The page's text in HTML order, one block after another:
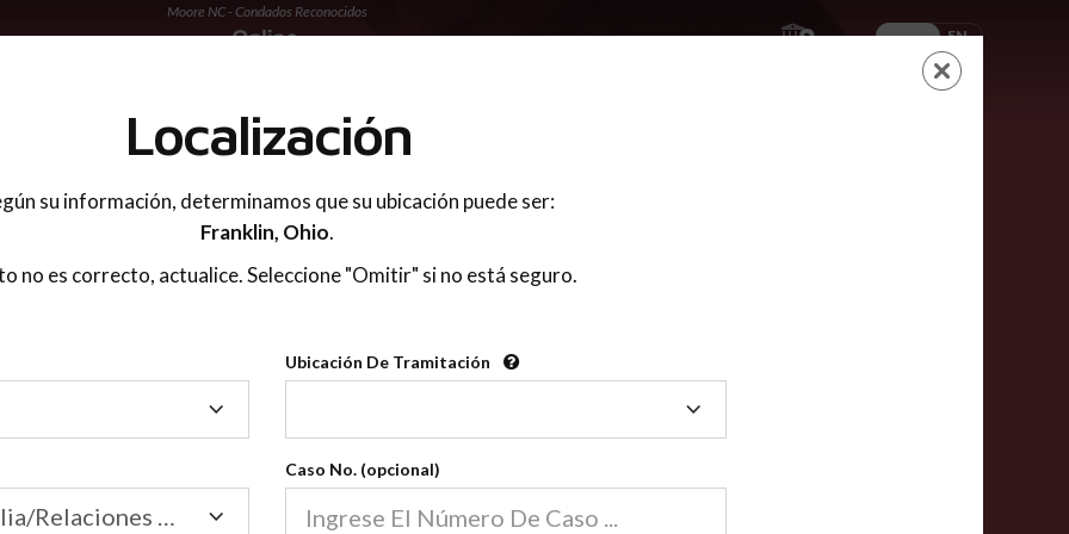
Moore NC - Condados Reconocidos
ES EN
LOGIN
Condados Reconocidos
2600
Condados
Nuestras clases de crianza compartida en línea están acreditadas en más de
2600 condados.
Las clases para padres en línea cumplen la mayoría de las normas nacionales
Localización
su información, determinamos que su ubicación puede ser:
Franklin, Ohio.
no es correcto, actualice. Seleccione "Omitir" si no está seguro.
Ubicación De Tramitación
Tramitación
Tribunal de Familia/Relaciones Domésticas
Caso No. (opcional)